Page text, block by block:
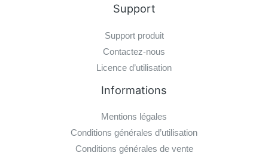
Support
Support produit
Contactez-nous
Licence d’utilisation
Informations
Mentions légales
Conditions générales d’utilisation
Conditions générales de vente